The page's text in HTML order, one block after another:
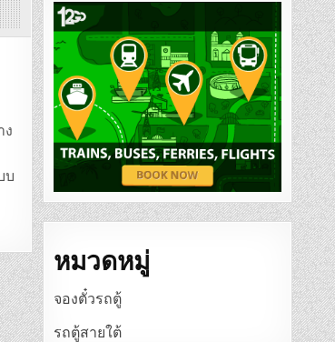
ง
บ
หมวดหมู่
จองตั๋วรถตู้
รถตู้สายใต้